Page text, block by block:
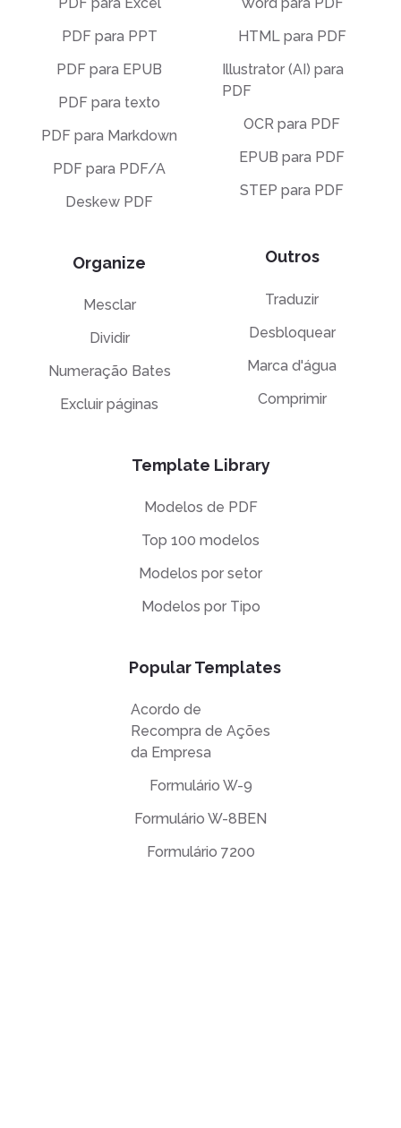
PDF para PPT
PDF para EPUB
PDF para texto
PDF para Markdown
PDF para PDF/A
Deskew PDF
Organize
Mesclar
Dividir
Numeração Bates
Excluir páginas
HTML para PDF
Illustrator (AI) para
PDF
OCR para PDF
EPUB para PDF
STEP para PDF
Outros
Traduzir
Desbloquear
Marca d'água
Comprimir
Template Library
Modelos de PDF
Top 100 modelos
Modelos por setor
Modelos por Tipo
Popular Templates
Acordo de
Recompra de Ações
da Empresa
Formulário W-9
Formulário W-8BEN
Formulário 7200